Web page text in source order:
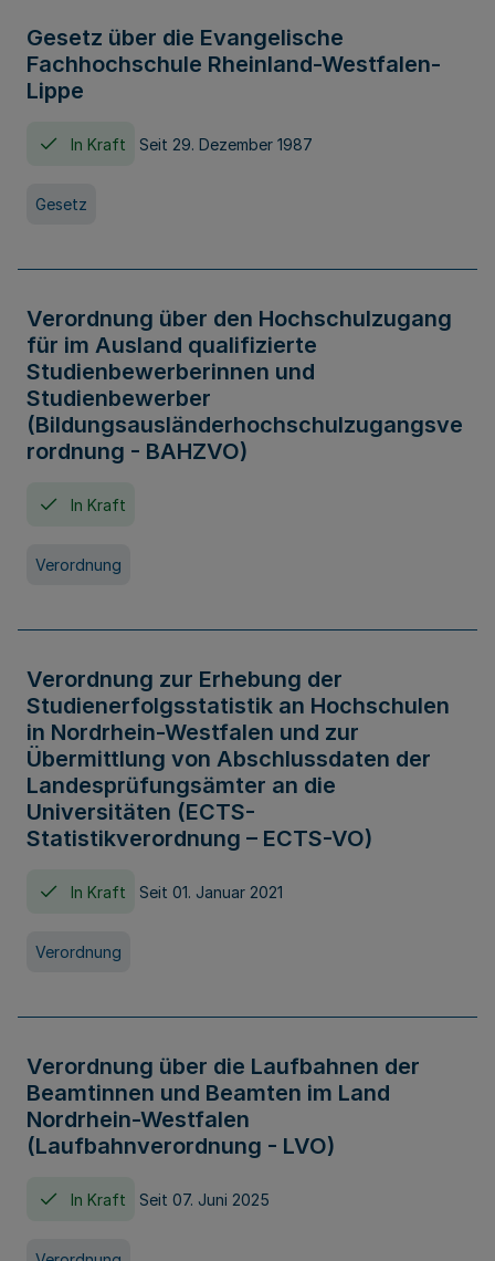
Gesetz über die Evangelische
Fachhochschule Rheinland-Westfalen-
Lippe
In Kraft Seit 29. Dezember 1987
Gesetz
Verordnung über den Hochschulzugang
für im Ausland qualifizierte
Studienbewerberinnen und
Studienbewerber
(Bildungsausländerhochschulzugangsve
rordnung - BAHZVO)
In Kraft
Verordnung
Verordnung zur Erhebung der
Studienerfolgsstatistik an Hochschulen
in Nordrhein-Westfalen und zur
Übermittlung von Abschlussdaten der
Landesprüfungsämter an die
Universitäten (ECTS-
Statistikverordnung – ECTS-VO)
In Kraft Seit 01. Januar 2021
Verordnung
Verordnung über die Laufbahnen der
Beamtinnen und Beamten im Land
Nordrhein-Westfalen
(Laufbahnverordnung - LVO)
In Kraft Seit 07. Juni 2025